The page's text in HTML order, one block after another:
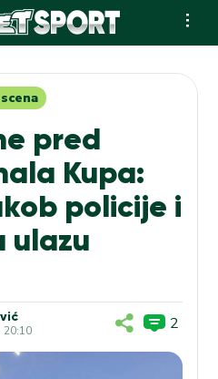
pred
Kupa:
policije i
ulazu
20:10 2